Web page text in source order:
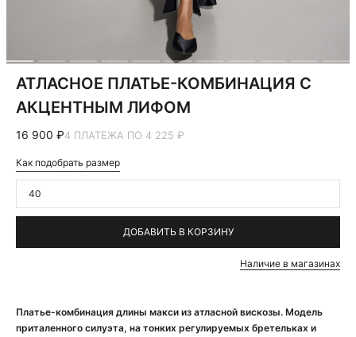
Платье-комбинация длины макси из атласной вискозы. Модель
приталенного силуэта, на тонких регулируемых бретельках и
АТЛАСНОЕ ПЛАТЬЕ-КОМБИНАЦИЯ С
АКЦЕНТНЫМ ЛИФОМ
16 900 ₽4 ПЛАТЕЖА ПО 4 225 ₽
Как подобрать размер
40
ДОБАВИТЬ В КОРЗИНУ
Наличие в магазинах